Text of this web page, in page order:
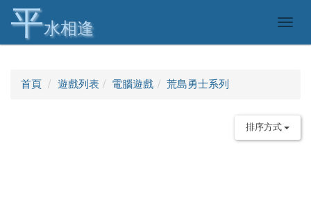
平水相逢
首頁 遊戲列表 電腦遊戲 荒島勇士系列
排序方式